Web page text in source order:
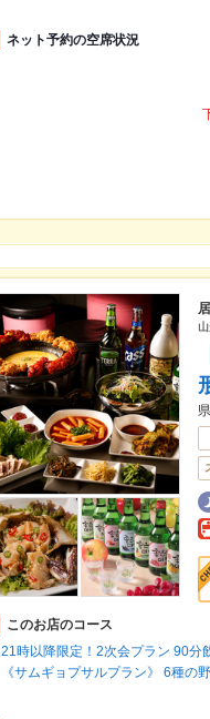
ネット予約の空席状況
このお店のコース
21時以降限定！2次会プラン 90分
《サムギョプサルプラン》 6種